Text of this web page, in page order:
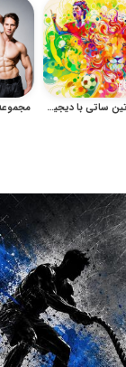
مجموعه آثار مارتین ساتی با دیجیتال آرت رنگارنگ و فرم‌های انتزاعی